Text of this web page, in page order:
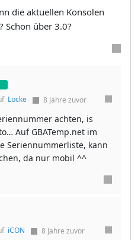
die aktuellen Konsolen
Schon über 3.0?
Locke 8 Jahre zuvor
achten, is
Auf GBATemp.net im
Seriennummerliste, kann
da nur mobil ^^
iCON 8 Jahre zuvor